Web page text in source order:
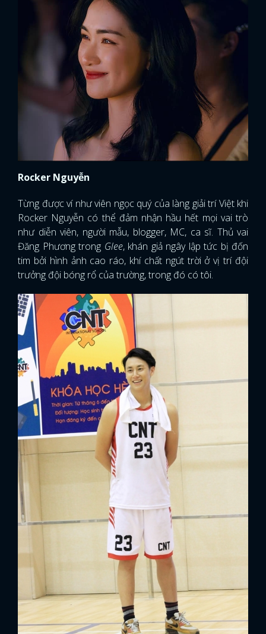
Rocker Nguyễn
Từng được ví như viên ngọc quý của làng giải trí Việt khi
Rocker Nguyễn có thể đảm nhận hầu hết mọi vai trò
như diễn viên, người mẫu, blogger, MC, ca sĩ. Thủ vai
Đăng Phương trong Glee, khán giả ngây lập tức bị đốn
tim bởi hình ảnh cao ráo, khí chất ngút trời ở vị trí đội
trưởng đội bóng rổ của trường, trong đó có tôi.